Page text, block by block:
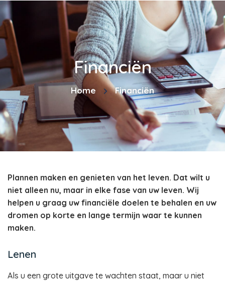
Financiën
Home Financiën
Plannen maken en genieten van het leven. Dat wilt u
niet alleen nu, maar in elke fase van uw leven. Wij
helpen u graag uw financiële doelen te behalen en uw
dromen op korte en lange termijn waar te kunnen
maken.
Lenen
Als u een grote uitgave te wachten staat, maar u niet